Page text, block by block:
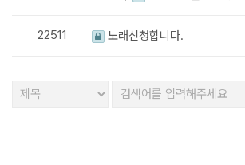
22511 노래신청합니다.